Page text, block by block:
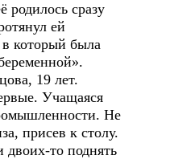
родилось сразу
ей
который была
19 лет.
Учащаяся
Не
присев к столу.
то поднять